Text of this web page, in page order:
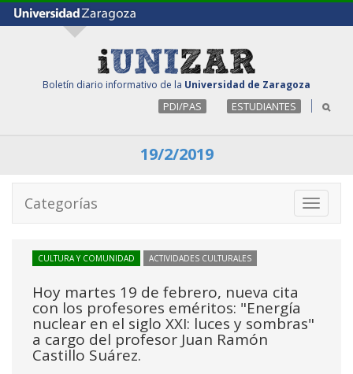
Boletín diario informativo de la Universidad de Zaragoza
PDI/PAS ESTUDIANTES
19/2/2019
Toggle
Categorías
CULTURA Y COMUNIDAD ACTIVIDADES CULTURALES
Hoy martes 19 de febrero, nueva cita
con los profesores eméritos: "Energía
nuclear en el siglo XXI: luces y sombras"
a cargo del profesor Juan Ramón
Castillo Suárez.